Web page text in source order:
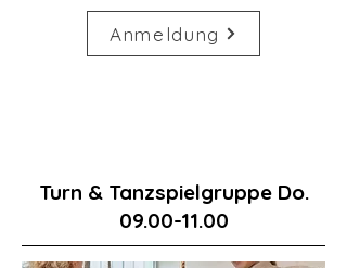
Anmeldung
Turn & Tanzspielgruppe Do.
09.00-11.00